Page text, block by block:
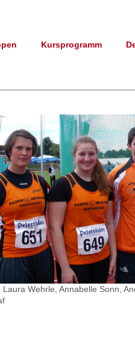
Kursprogramm
Laura Wehrle, Annabelle Sonn,